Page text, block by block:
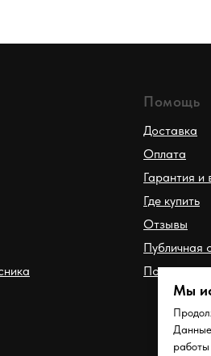
Помощь
Доставка
Оплата
Гарантия и
Где купить
Отзывы
Публичная
Политика
Мы
работы